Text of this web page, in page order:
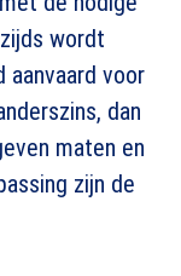
wordt
aanvaard voor
dan
maten en
zijn de